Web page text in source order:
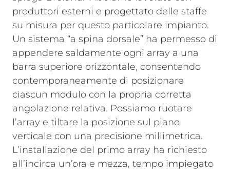
produttori esterni e progettato delle staffe
su misura per questo particolare impianto.
Un sistema “a spina dorsale” ha permesso di
appendere saldamente ogni array a una
barra superiore orizzontale, consentendo
contemporaneamente di posizionare
ciascun modulo con la propria corretta
angolazione relativa. Possiamo ruotare
l’array e tiltare la posizione sul piano
verticale con una precisione millimetrica.
L’installazione del primo array ha richiesto
all’incirca un’ora e mezza, tempo impiegato